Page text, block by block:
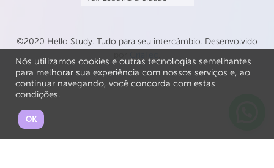
©2020 Hello Study. Tudo para seu intercâmbio. Desenvolvido
Nós utilizamos cookies e outras tecnologias semelhantes
para melhorar sua experiência com nossos serviços e, ao
continuar navegando, você concorda com estas
condições.
OK